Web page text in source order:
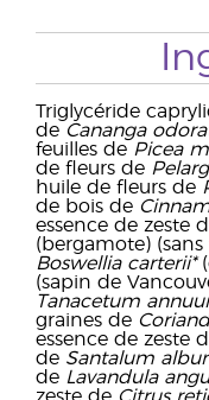
Triglycéride
de Cananga
feuilles de Picea
de fleurs de
huile de fleurs de
de bois de
essence de zeste
(bergamote)
Boswellia carterii*
(sapin de
Tanacetum
graines de
essence de zeste
de Santalum
de Lavandula